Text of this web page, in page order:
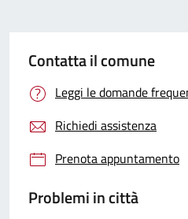
Contatta il comune
Leggi le domande
Richiedi assistenza
Prenota appuntamento
Problemi in città